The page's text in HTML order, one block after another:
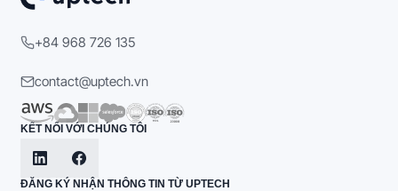
+84 968 726 135
contact@uptech.vn
KẾT NỐI VỚI CHÚNG TÔI
ĐĂNG KÝ NHẬN THÔNG TIN TỪ UPTECH